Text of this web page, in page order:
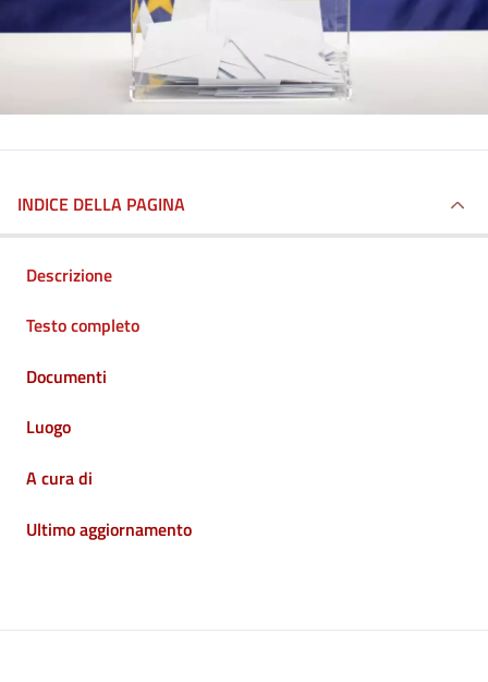
INDICE DELLA PAGINA
Descrizione
Testo completo
Documenti
Luogo
A cura di
Ultimo aggiornamento